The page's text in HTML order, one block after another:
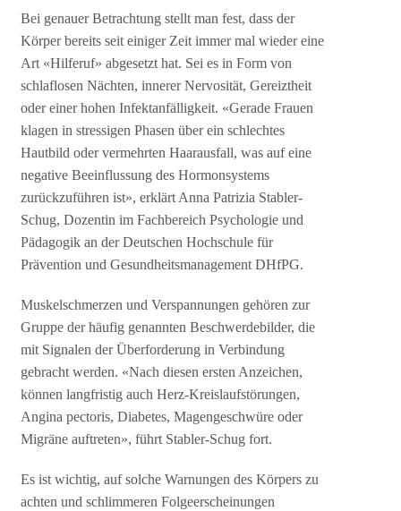
Bei genauer Betrachtung stellt man fest, dass der
Körper bereits seit einiger Zeit immer mal wieder eine
Art «Hilferuf» abgesetzt hat. Sei es in Form von
schlaflosen Nächten, innerer Nervosität, Gereiztheit
oder einer hohen Infektanfälligkeit. «Gerade Frauen
klagen in stressigen Phasen über ein schlechtes
Hautbild oder vermehrten Haarausfall, was auf eine
negative Beeinflussung des Hormonsystems
zurückzuführen ist», erklärt Anna Patrizia Stabler-
Schug, Dozentin im Fachbereich Psychologie und
Pädagogik an der Deutschen Hochschule für
Prävention und Gesundheitsmanagement DHfPG.
Muskelschmerzen und Verspannungen gehören zur
Gruppe der häufig genannten Beschwerdebilder, die
mit Signalen der Überforderung in Verbindung
gebracht werden. «Nach diesen ersten Anzeichen,
können langfristig auch Herz-Kreislaufstörungen,
Angina pectoris, Diabetes, Magengeschwüre oder
Migräne auftreten», führt Stabler-Schug fort.
Es ist wichtig, auf solche Warnungen des Körpers zu
achten und schlimmeren Folgeerscheinungen